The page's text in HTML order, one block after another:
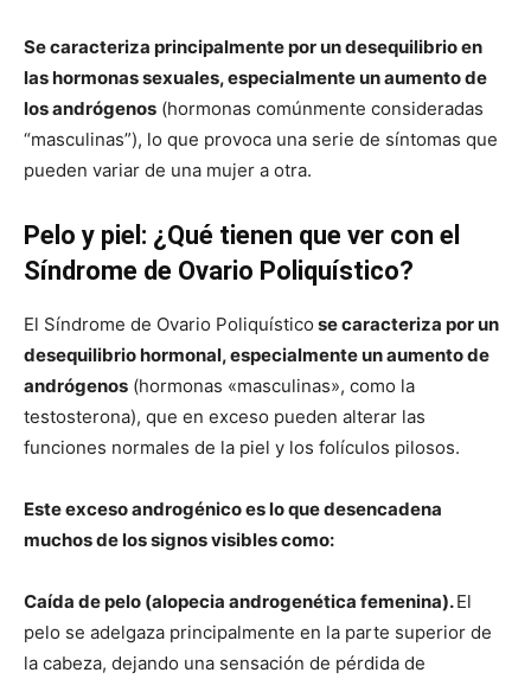
Se caracteriza principalmente por un desequilibrio en
las hormonas sexuales, especialmente un aumento de
los andrógenos (hormonas comúnmente consideradas
“masculinas”), lo que provoca una serie de síntomas que
pueden variar de una mujer a otra.
Pelo y piel: ¿Qué tienen que ver con el
Síndrome de Ovario Poliquístico?
El Síndrome de Ovario Poliquístico se caracteriza por un
desequilibrio hormonal, especialmente un aumento de
andrógenos (hormonas «masculinas», como la
testosterona), que en exceso pueden alterar las
funciones normales de la piel y los folículos pilosos.
Este exceso androgénico es lo que desencadena
muchos de los signos visibles como:
Caída de pelo (alopecia androgenética femenina).El
pelo se adelgaza principalmente en la parte superior de
la cabeza, dejando una sensación de pérdida de